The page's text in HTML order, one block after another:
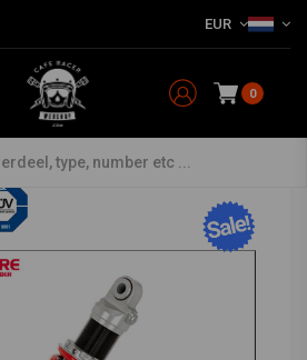
EUR
0
MZ366-395TRL-09 Shocks CRM 125 R 90-00
Shocks CRM 125 R 90-00